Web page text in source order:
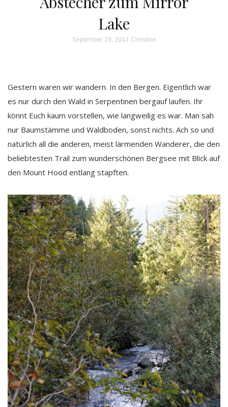
Lake
September 29, 2014 Christine
Gestern waren wir wandern. In den Bergen. Eigentlich war
es nur durch den Wald in Serpentinen bergauf laufen. Ihr
könnt Euch kaum vorstellen, wie langweilig es war. Man sah
nur Baumstämme und Waldboden, sonst nichts. Ach so und
natürlich all die anderen, meist lärmenden Wanderer, die den
beliebtesten Trail zum wunderschönen Bergsee mit Blick auf
den Mount Hood entlang stapften.